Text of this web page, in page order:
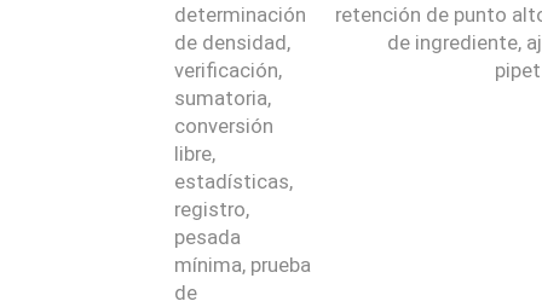
determinación
de densidad,
verificación,
sumatoria,
conversión
libre,
estadísticas,
registro,
pesada
mínima, prueba
de
retención de punto
de ingrediente,